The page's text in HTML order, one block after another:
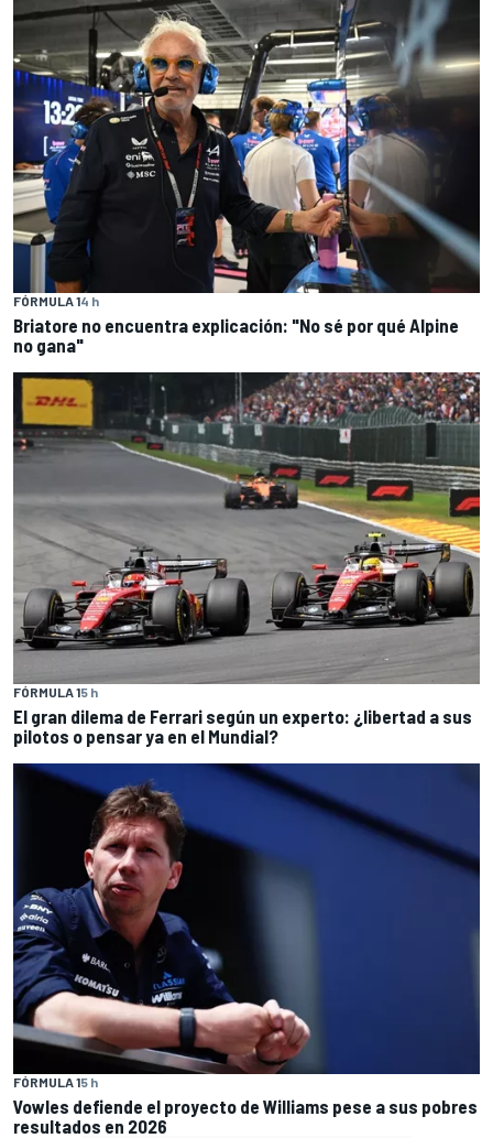
FÓRMULA 14 h
Briatore no encuentra explicación: "No sé por qué Alpine
no gana"
FÓRMULA 15 h
El gran dilema de Ferrari según un experto: ¿libertad a sus
pilotos o pensar ya en el Mundial?
FÓRMULA 15 h
Vowles defiende el proyecto de Williams pese a sus pobres
resultados en 2026